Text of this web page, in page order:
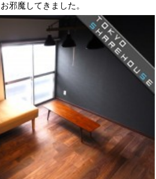
邪魔してきました。